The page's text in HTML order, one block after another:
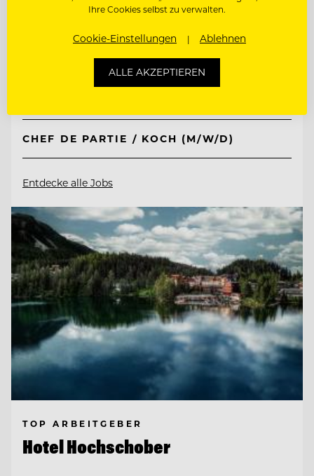
Lehrieder Catering-Party-Service
90471 Nürnberg - Südoststadt , Deutschland
CHEF DE PARTIE / KOCH (M/W/D)
Entdecke alle Jobs
TOP ARBEITGEBER
Hotel Hochschober
Ihre Cookies selbst zu verwalten.
Cookie-Einstellungen Ablehnen
ALLE AKZEPTIEREN